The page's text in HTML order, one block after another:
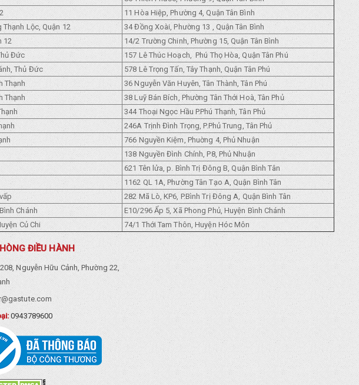
11 Hòa Hiệp, Phường 4, Quận Tân Bình
Thạnh Lộc, Quận 12
34 Đồng Xoài, Phường 13 , Quận Tân Bình
12
14/2 Trường Chinh, Phường 15, Quận Tân Bình
Đức
157 Lê Thúc Hoạch, Phú Thọ Hòa, Quận Tân Phú
Thủ Đức
578 Lê Trọng Tấn, Tây Thạnh, Quận Tân Phú
Thạnh
36 Nguyễn Văn Huyên, Tân Thành, Tân Phú
Thạnh
38 Luỹ Bán Bích, Phường Tân Thới Hoà, Tân Phủ
344 Thoại Ngọc Hầu P.Phú Thạnh, Tân Phủ
246A Trịnh Đình Trọng, P.Phủ Trung, Tân Phủ
766 Nguyền Kiệm, Phuờng 4, Phủ Nhuận
138 Nguyền Đình Chính, P8, Phủ Nhuận
621 Tên lửa, p. Bình Trị Đông B, Quận Bình Tân
1162 QL 1A, Phường Tân Tạo A, Quận Bình Tân
282 Mã Lò, KP6, P.Bình Trị Đông A, Quận Bình Tân
Chánh
E10/296 Ẩp 5, Xã Phong Phủ, Huyện Bình Chánh
Củ Chi 74/1 Thới Tam Thôn, Huyện Hóc Môn
ĐIỀU HÀNH
Nguyễn Hữu Cảnh, Phường 22,
0943789600